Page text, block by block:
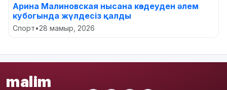
Арина Малиновская нысана көздеуден әлем
кубогында жүлдесіз қалды
Спорт•28 мамыр, 2026
malim